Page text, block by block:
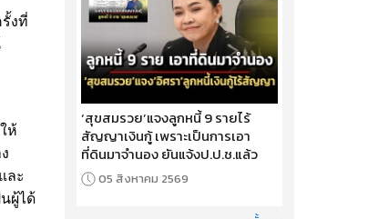
งที่
ห้
ละ
ผู้ได้
‘สุขสมรวย’แจงลูกหนี้ 9 รายไร้
สัญญาเงินกู้ เพราะเป็นการเอา
ที่ดินมาจำนอง ยันแจ้งป.ป.ช.แล้ว
05 สิงหาคม 2569